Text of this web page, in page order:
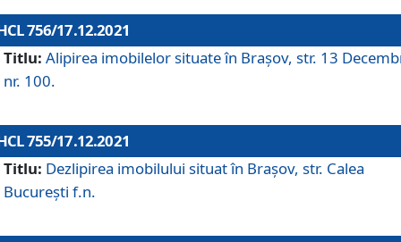
756/17.12.2021
Titlu: Alipirea imobilelor situate în Brașov, str. 13
nr. 100.
755/17.12.2021
Titlu: Dezlipirea imobilului situat în Brașov, str. Calea
București f.n.